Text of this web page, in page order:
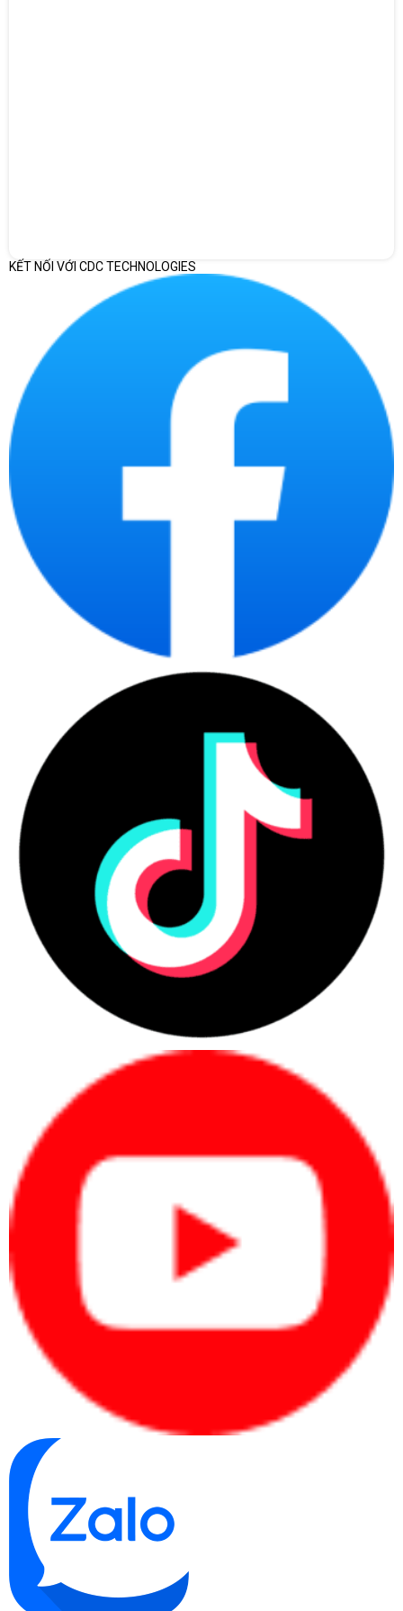
Màn Hình HP S5 532sf trang bị công nghệ Low Blue Light và
Flicker-Free, màn hình giúp giảm thiểu mỏi mắt trong thời gian sử
dụng lâu dài
Tần số quét 75Hz – Mượt mà hơn trong từng chuyển động
ảnh mượt hơn so với màn hình 60Hz thông thường. Các thao tác
kéo thả, cuộn nội dung hay làm việc văn phòng sẽ mượt mà hơn
rõ rệt, thậm chí có thể đáp ứng tốt các tựa game phổ thông.
Tối ưu bảo vệ mắt với công nghệ chống nháy & lọc ánh sáng
xanh
Được trang bị công nghệ Low Blue Light và Flicker-Free, màn
hình giúp giảm thiểu mỏi mắt trong thời gian sử dụng lâu dài, đặc
biệt phù hợp với dân văn phòng, học sinh sinh viên hoặc những ai
thường xuyên làm việc trước máy tính nhiều giờ mỗi ngày.
Liên hệ ngay Máy Tính CDC để nhận báo giá tốt nhất và trải
nghiệm sản phẩm thực tế ngay hôm nay!
KẾT NỐI VỚI CDC TECHNOLOGIES